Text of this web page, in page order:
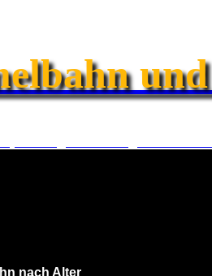
nach Alter